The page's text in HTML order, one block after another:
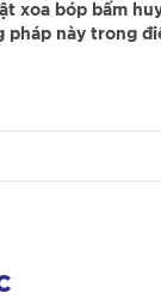
xoa bóp bấm
pháp này trong